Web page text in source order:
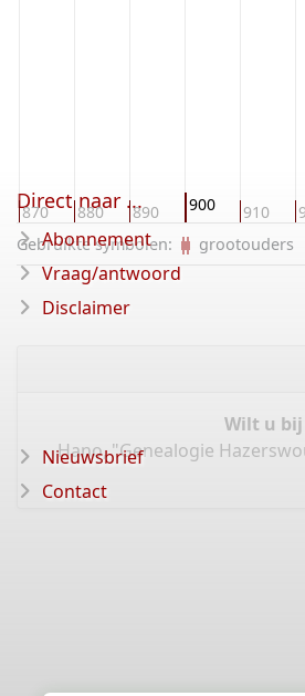
870 880 890 900 910
Gebruikte symbolen: grootouders
Wilt u
Hano, "Genealogie
Direct naar ...
Abonnement
Vraag/antwoord
Disclaimer
Nieuwsbrief
Contact